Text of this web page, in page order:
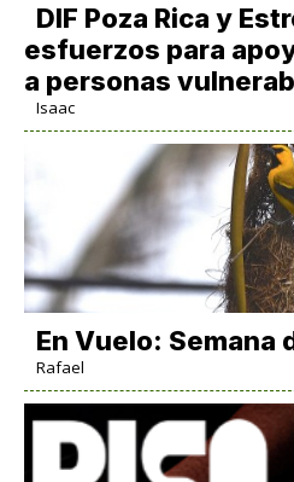
DIF Poza Rica y
esfuerzos para
a personas
Isaac
En Vuelo: Semana
Rafael